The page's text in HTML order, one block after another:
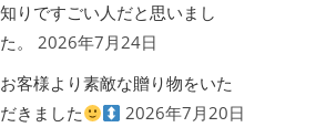
知りですごい人だと思いまし
た。
2026年7月24日
お客様より素敵な贈り物をいた
だきました
2026年7月20日